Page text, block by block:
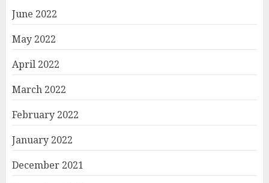
June 2022
May 2022
April 2022
March 2022
February 2022
January 2022
December 2021